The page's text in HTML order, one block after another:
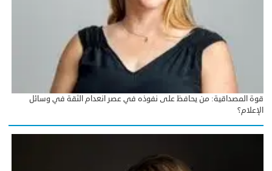
قوة المصداقية: من يحافظ على نفوذه في عصر انعدام الثقة في وسائل
الإعلام؟